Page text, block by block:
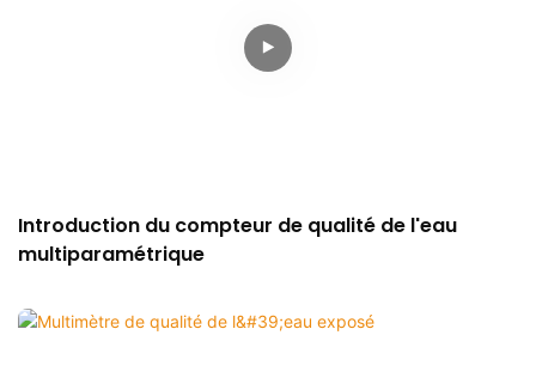
Introduction du compteur de qualité de l'eau
multiparamétrique